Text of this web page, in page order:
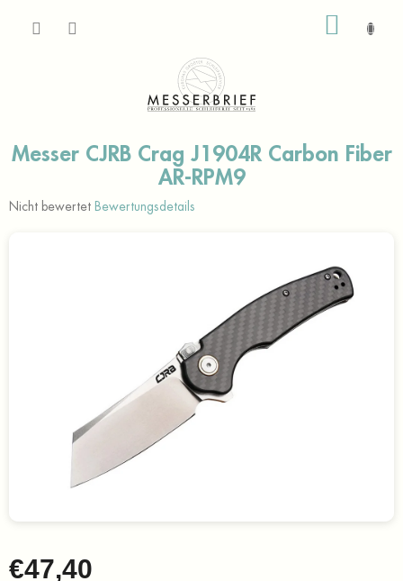
Messer CJRB Crag J1904R Carbon Fiber
AR-RPM9
Die
Nicht bewertet Bewertungsdetails
€47,40